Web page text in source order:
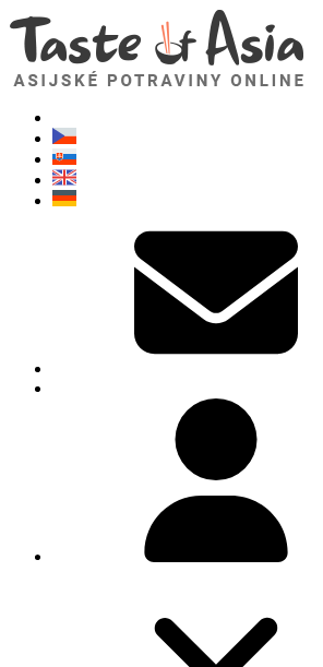
TasteOfAsia.cz
Neváhejte se zeptat. Jsem tady pro vás!